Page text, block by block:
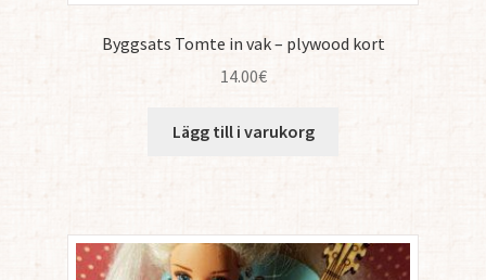
Byggsats Tomte in vak – plywood kort
14.00€
Lägg till i varukorg